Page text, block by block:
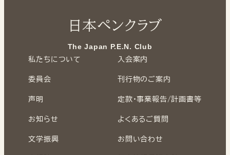
日本ペンクラブ
The Japan P.E.N. Club
私たちについて
委員会
声明
お知らせ
文学振興
入会案内
刊行物のご案内
定款・事業報告/計画書等
よくあるご質問
お問い合わせ